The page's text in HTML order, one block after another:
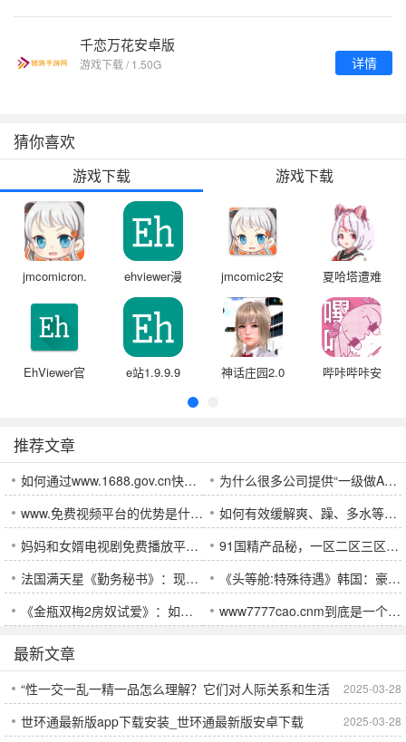
千恋万花安卓版
游戏下载 / 1.50G 详情
猜你喜欢
游戏下载 游戏下载
jmcomicron.mic
ehviewer漫
画
jmcomic2安
装包1.7.4
夏哈塔遭难
的一天正式
版官网
EhViewer官
e站1.9.9.9
神话庄园2.0
哔咔哔咔安
推荐文章
如何通过www.1688.gov.cn快速获取政府服务：政务公开与企业支持的全面指南
为什么很多公司提供“一级做AE是免费”岗位？这些岗位是否值得申请？
www.免费视频平台的优势是什么？为何越来越多用户选择它？
如何有效缓解爽、躁、多水等情绪问题，避免快受不了了的困境？
妈妈和女婿电视剧免费播放平台推荐：如何轻松在线免费观看最新家庭剧集？
91国精产品秘，一区二区三区有什么区别？哪个更适合您？
法国满天星《勤务秘书》：现代职场的权力博弈与人际纠葛，你是否能在这场挑战中脱颖而出？
《头等舱:特殊待遇》韩国：豪华背后的阶层冲突与人性探讨
《金瓶双梅2房奴试爱》：如何在沉重的房贷压力下寻找爱情的出路？
www7777cao.cnm到底是一个什么样的网站？揭秘它的独特魅力与未来发展前景
最新文章
“性一交一乱一精一品怎么理解？它们对人际关系和生活
方式的影响是什么？”
2025-03-28
世环通最新版app下载安装_世环通最新版安卓下载 2025-03-28